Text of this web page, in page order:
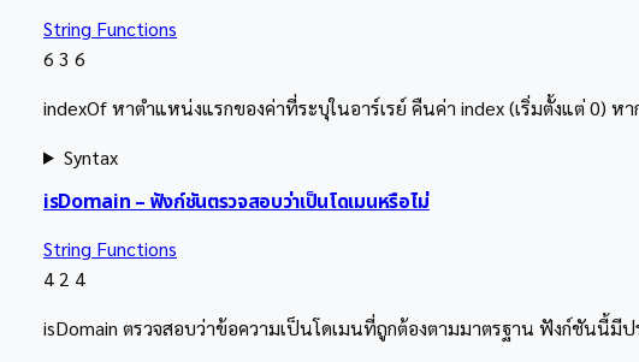
String Functions
6 3 6
indexOf หาตำแหน่งแรกของค่าที่ระบุในอาร์เรย์ คืนค่า index (เริ่มตั้งแต่ 0)
Syntax
isDomain – ฟังก์ชันตรวจสอบว่าเป็นโดเมนหรือไม่
String Functions
4 2 4
isDomain ตรวจสอบว่าข้อความเป็นโดเมนที่ถูกต้องตามมาตรฐาน ฟังก์ชันนี้มี